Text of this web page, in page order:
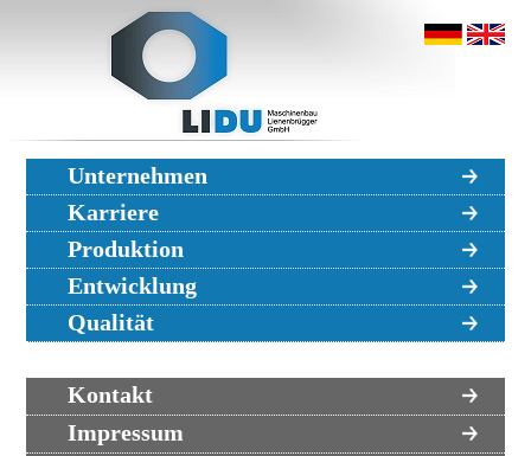
Unternehmen
Karriere
Produktion
Entwicklung
Qualität
Kontakt
Impressum